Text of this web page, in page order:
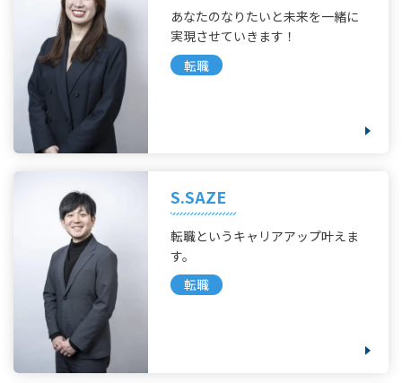
あなたのなりたいと未来を一緒に
実現させていきます！
転職
S.SAZE
転職というキャリアアップ叶えま
す。
転職